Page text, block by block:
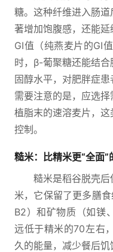
糖。这种纤维进入肠
著增加饱腹感，还能
GI值（纯燕麦片的GI
时，β-葡聚糖还能结
固醇水平，对肥胖症患
需要注意的是，应选择
植脂末的速溶麦片，
控制。
糙米：比精米更“全面”
糙米是稻谷脱壳
米，它保留了更多膳食
B2）和矿物质（如镁
远低于精米的70左右
久的能量，减少餐后